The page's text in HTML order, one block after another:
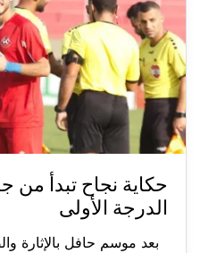
حكاية نجاح تبدأ
الدرجة الأولى
بعد موسم حافل بالإثارة